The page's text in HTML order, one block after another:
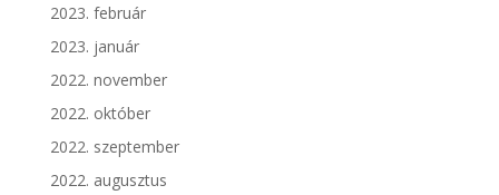
2023. február
2023. január
2022. november
2022. október
2022. szeptember
2022. augusztus